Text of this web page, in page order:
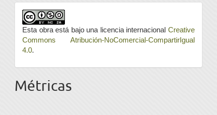
Esta obra está bajo una licencia internacional Creative
Commons Atribución-NoComercial-CompartirIgual
4.0.
Métricas